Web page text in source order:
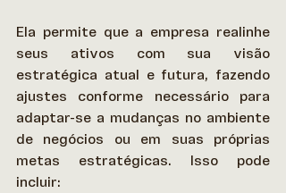
Ela permite que a empresa realinhe
seus ativos com sua visão
estratégica atual e futura, fazendo
ajustes conforme necessário para
adaptar-se a mudanças no ambiente
de negócios ou em suas próprias
metas estratégicas. Isso pode
incluir: